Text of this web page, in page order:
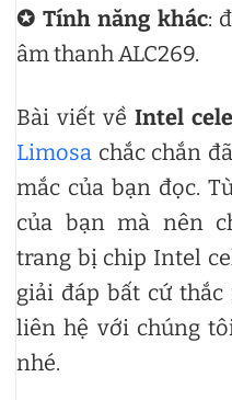
✪ Tính năng khác:
âm thanh ALC269.
Bài viết về Intel
Limosa chắc chắn
mắc của bạn đọc.
của bạn mà nên
trang bị chip Intel
giải đáp bất cứ thắc
liên hệ với chúng
nhé.